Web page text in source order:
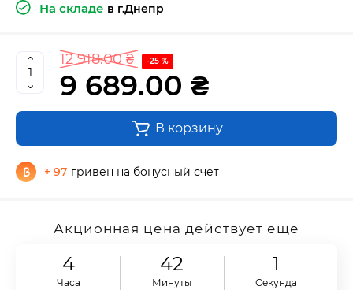
На складе в г.Днепр
12 918.00 ₴ -25 %
9 689.00 ₴
В корзину
+ 97 гривен на бонусный счет
Акционная цена действует еще
4
Часа
42
Минуты
1
Секунда